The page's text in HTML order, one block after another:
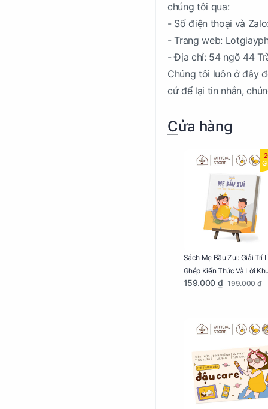
chúng tôi qua:
- Số điện thoại và
- Trang web:
- Địa chỉ: 54 ngõ 44
Chúng tôi luôn ở đây
cứ để lại tin nhắn,
Cửa hàng
Sách Mẹ Bầu Zui: Giải Trí
Ghép Kiến Thức Và Lời
Mang Thai Bổ Ích
159.000 ₫ 199.000 ₫